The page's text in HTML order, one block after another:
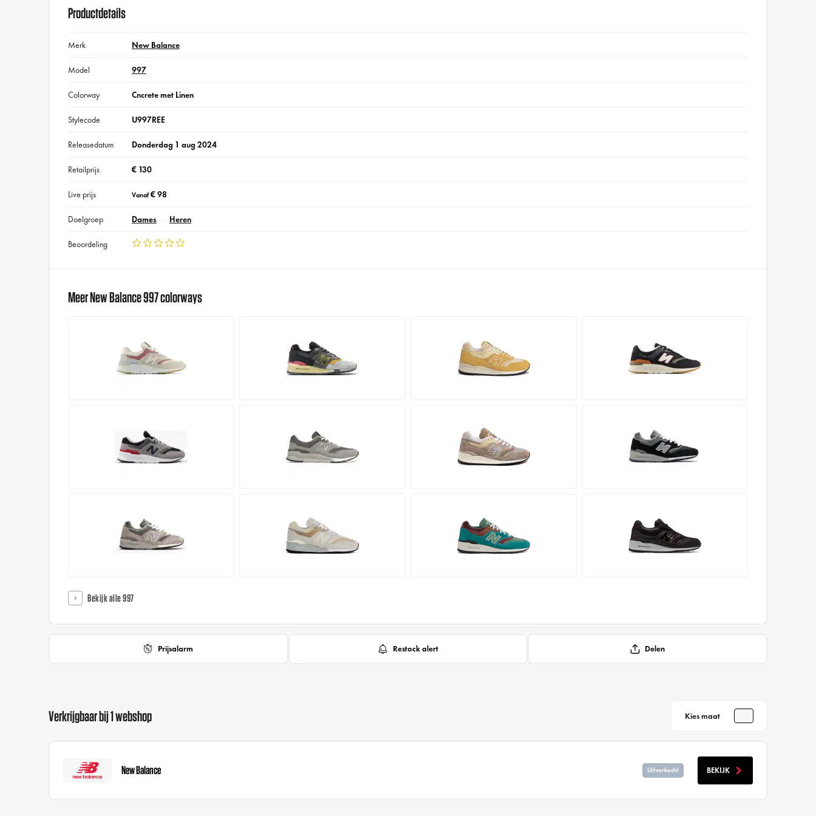
Productdetails
Merk New Balance
Model 997
Colorway Cncrete met Linen
Stylecode U997REE
Releasedatum Donderdag 1 aug 2024
Retailprijs € 130
Live prijs Vanaf€ 98
Doelgroep Dames Heren
Beoordeling
Meer New Balance 997 colorways
Bekijk alle 997
Prijsalarm Restock alert Delen
Verkrijgbaar bij 1 webshop Kies maat
New Balance Uitverkocht BEKIJK